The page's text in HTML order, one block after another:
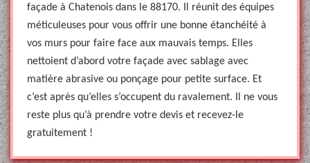
façade à Chatenois dans le 88170. Il réunit des équipes
méticuleuses pour vous offrir une bonne étanchéité à
vos murs pour faire face aux mauvais temps. Elles
nettoient d’abord votre façade avec sablage avec
matière abrasive ou ponçage pour petite surface. Et
c’est après qu’elles s’occupent du ravalement. Il ne vous
reste plus qu’à prendre votre devis et recevez-le
gratuitement !